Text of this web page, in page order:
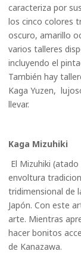
caracteriza por
los cinco colores
oscuro, amarillo
varios talleres
incluyendo el
También hay
Kaga Yuzen,
llevar.
Kaga Mizuhiki
El Mizuhiki
envoltura
tridimensional de
Japón. Con este
arte. Mientras
hacer bonitos
de Kanazawa.